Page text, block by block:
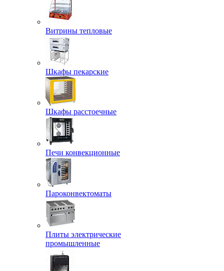
Витрины тепловые
Шкафы пекарские
Шкафы расстоечные
Печи конвекционные
Пароконвектоматы
Плиты электрические
промышленные